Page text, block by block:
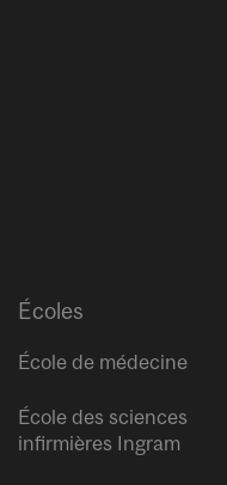
Écoles
École de médecine
École des sciences
infirmières Ingram